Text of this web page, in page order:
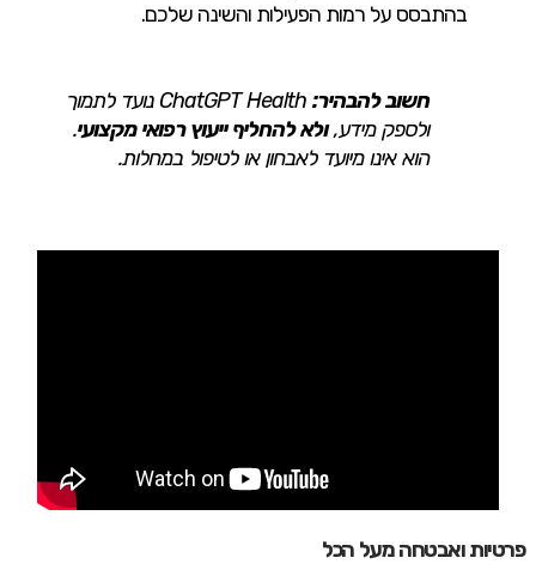
בהתבסס על רמות הפעילות והשינה שלכם.
חשוב להבהיר:
ChatGPT Health נועד לתמוך
ולספק מידע,ולא להחליף ייעוץ רפואי מקצועי.
הוא אינו מיועד לאבחון או לטיפול במחלות.
פרטיות ואבטחה מעל הכל